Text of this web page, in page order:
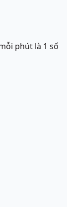
phút là 1 số